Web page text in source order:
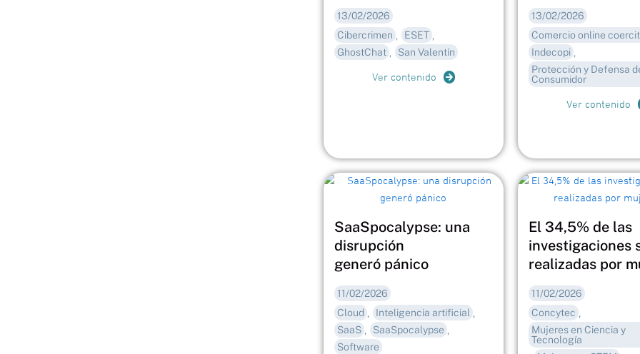
13/02/2026
Cibercrimen , ESET ,
GhostChat , San Valentín
Ver contenido
13/02/2026
Comercio online
Indecopi ,
Protección y Defensa
Consumidor
Ver contenido
SaaSpocalypse: una
disrupción
generó pánico
11/02/2026
Cloud , Inteligencia artificial ,
SaaS , SaaSpocalypse ,
Software
El 34,5% de las
investigaciones
realizadas por
11/02/2026
Concytec ,
Mujeres en Ciencia y
Tecnología